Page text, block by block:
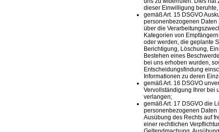
dieser Einwilligung
gemäß Art. 15 DSGVO
personenbezogenen Daten
über die
Kategorien von
oder werden, die geplante
Berichtigung, Löschung,
Bestehen eines
bei uns erhoben wurden,
Entscheidungsfindung
Informationen zu deren
gemäß Art. 16 DSGVO
Vervollständigung Ihrer bei
verlangen;
gemäß Art. 17 DSGVO die
personenbezogenen Daten
Ausübung des Rechts auf
einer rechtlichen